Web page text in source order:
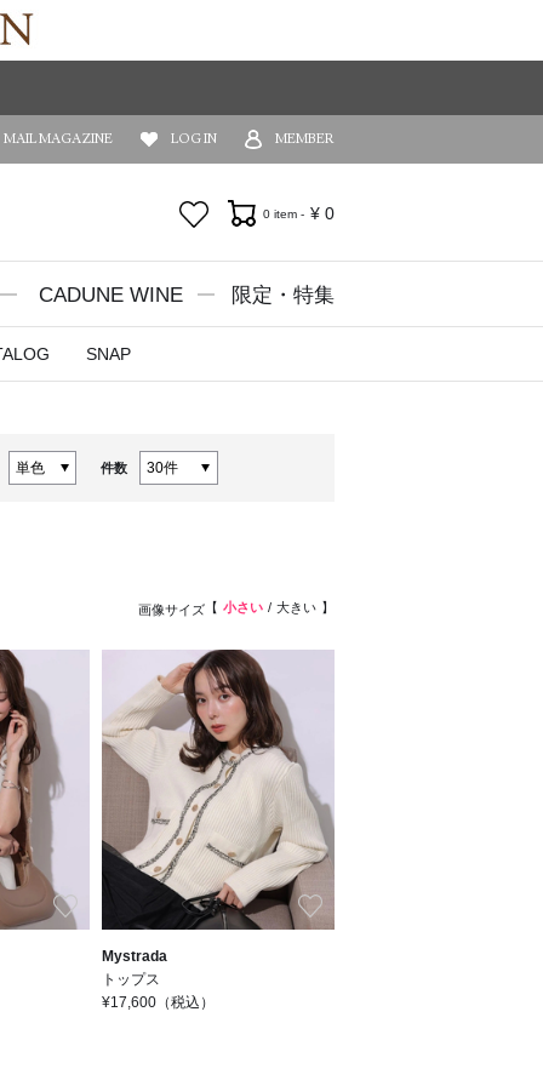
MAIL MAGAZINE LOG IN MEMBER
お気に入り0 item - ¥ 0
CADUNE WINE 限定・特集
SNAP
件数
画像サイズ 小さい 大きい
お気に入り
Mystrada
トップス
¥17,600（税込）